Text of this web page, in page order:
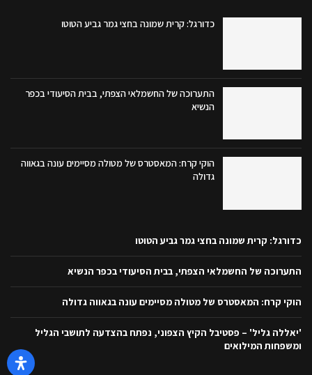
כדורגל: קרית שמונה בחצי גמר גביע הטוטו
התערוכה של החשמלאי הצפתי, בבית הסיעודי בכפר
הנשיא
הוקי קרח: המאסטרס של מטולה מסיימים עונה בגאווה
גדולה
כדורגל: קרית שמונה בחצי גמר גביע הטוטו
התערוכה של החשמלאי הצפתי, בבית הסיעודי בכפר הנשיא
הוקי קרח: המאסטרס של מטולה מסיימים עונה בגאווה גדולה
'יאללה גליל' – פסטיבל הקיץ הצפוני, נפתח בהצדעה לתושבי הגליל
ומשפחות המילואים